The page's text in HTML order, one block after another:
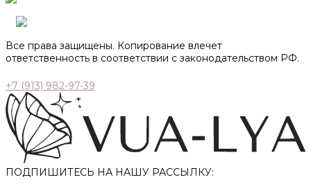
Все права защищены. Копирование влечет
ответственность в соответствии с законодательством РФ.
+7 (913) 982-97-39
ПОДПИШИТЕСЬ НА НАШУ РАССЫЛКУ: